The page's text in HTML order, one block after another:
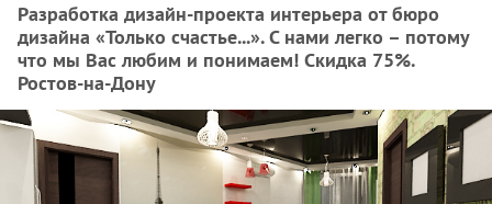
Разработка дизайн-проекта интерьера от бюро
дизайна «Только счастье...». С нами легко – потому
что мы Вас любим и понимаем! Скидка 75%.
Ростов-на-Дону